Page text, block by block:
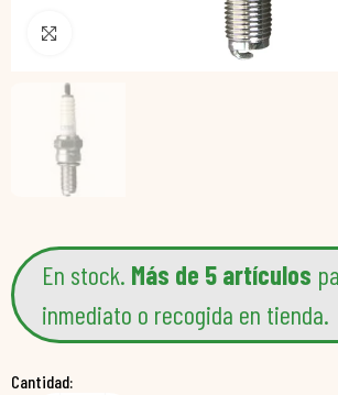
Pincha para agrandar
En stock. Más de 5 artículos
inmediato o recogida en tienda.
Cantidad: